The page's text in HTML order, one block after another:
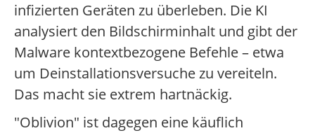
infizierten Geräten zu überleben. Die KI
analysiert den Bildschirminhalt und gibt der
Malware kontextbezogene Befehle – etwa
um Deinstallationsversuche zu vereiteln.
Das macht sie extrem hartnäckig.
"Oblivion" ist dagegen eine käuflich